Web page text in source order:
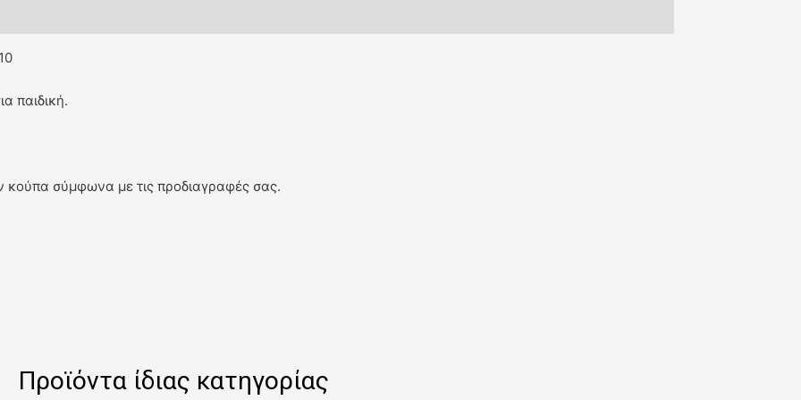
παιδική.
κούπα σύμφωνα με τις προδιαγραφές σας.
Προϊόντα ίδιας κατηγορίας